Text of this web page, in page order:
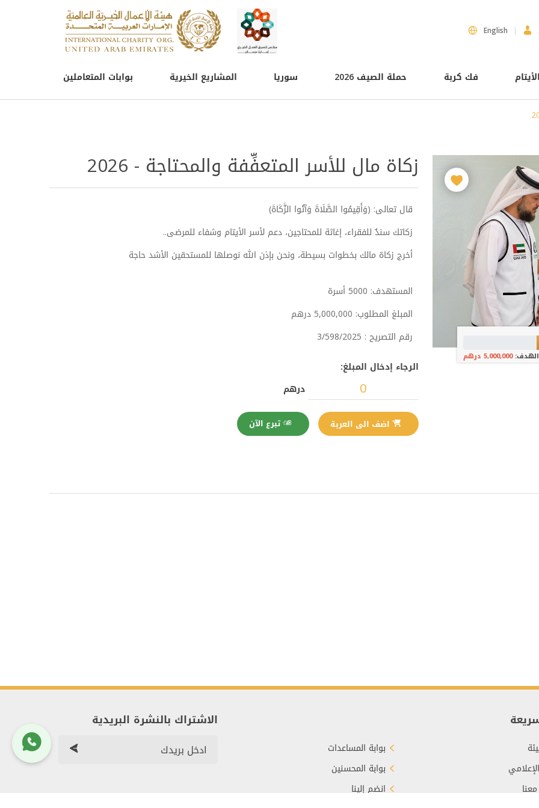
English
فك كربة حملة الصيف 2026 سوريا المشاريع الخيرية
الهدف:5,000,000 درهم
زكاة مال للأسر المتعفِّفة والمحتاجة - 2026
قال تعالى: (وَأَقِيمُوا الصَّلَاةَ وَآتُوا الزَّكَاةَ)
زكاتك سندٌ للفقراء، إغاثة للمحتاجين، دعم لأسر الأيتام وشفاء للمرضى..
أخرج زكاة مالك بخطوات بسيطة، ونحن بإذن الله نوصلها للمستحقين الأشد حاجة
المستهدف: 5000 أسرة
المبلغ المطلوب: 5,000,000 درهم
رقم التصريح : 3/598/2025
الرجاء إدخال المبلغ:
درهم
تبرع الآن
بوابة المساعدات
بوابة المحسنين
انضم إلينا
الاشتراك بالنشرة البريدية